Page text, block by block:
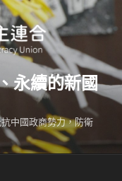
永續的新國
中國政商勢力，防衛